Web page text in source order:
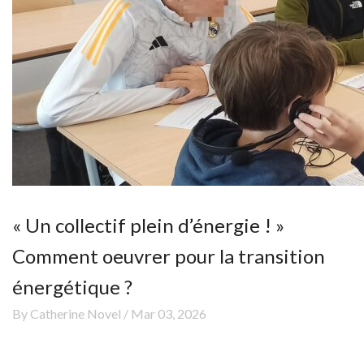
« Un collectif plein d’énergie ! »
Comment oeuvrer pour la transition
énergétique ?
By Catherine Novel / Mar 03, 2026